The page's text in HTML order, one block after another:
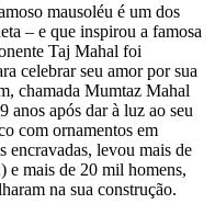
mausoléu é um dos
– e que inspirou a famosa
Taj Mahal foi
cele­brar seu amor por sua
chamada Mumtaz Mahal
anos após dar à luz ao seu
com ornamentos em
encravadas, levou mais de
e mais de 20 mil homens,
na sua construção.